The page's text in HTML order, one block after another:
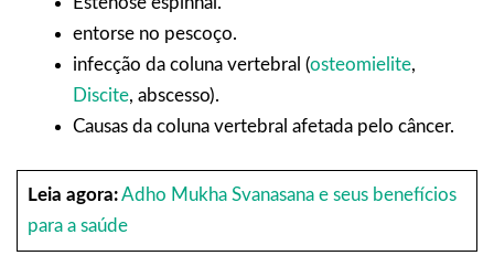
entorse no pescoço.
infecção da coluna vertebral (osteomielite,
Discite, abscesso).
Causas da coluna vertebral afetada pelo câncer.
Leia agora: Adho Mukha Svanasana e seus benefícios
para a saúde